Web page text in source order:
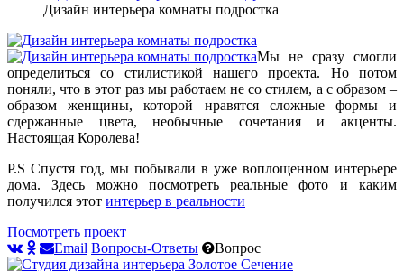
Дизайн интерьера комнаты подростка
Мы не сразу смогли
определиться со стилистикой нашего проекта. Но потом
поняли, что в этот раз мы работаем не со стилем, а с образом –
образом женщины, которой нравятся сложные формы и
сдержанные цвета, необычные сочетания и акценты.
Настоящая Королева!
P.S Спустя год, мы побывали в уже воплощенном интерьере
дома. Здесь можно посмотреть реальные фото и каким
получился этот интерьер в реальности
Посмотреть проект
Email Вопросы-Ответы Вопрос